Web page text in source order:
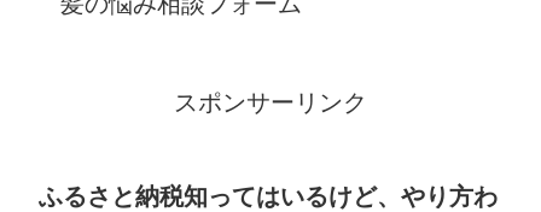
スポンサーリンク
ふるさと納税知ってはいるけど、やり方わ